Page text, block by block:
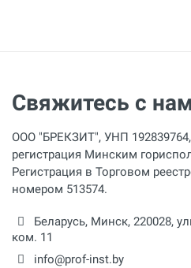
Свяжитесь с
ООО "БРЕКЗИТ", УНП 192839764,
регистрация Минским
Регистрация в Торговом
номером 513574.
Беларусь, Минск, 220028,
ком. 11
info@prof-inst.by